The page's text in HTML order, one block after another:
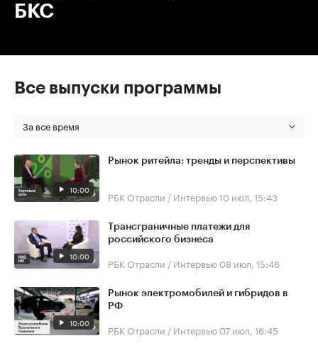
БКС
Все выпуски программы
За все время
10:00
Рынок ритейла: тренды и перспективы
РБК Отрасли / Интервью10 июл, 15:43
10:00
Трансграничные платежи для
российского бизнеса
РБК Отрасли / Интервью 08 июл, 15:46
10:00
Рынок электромобилей и гибридов в
РФ
РБК Отрасли / Интервью 07 июл, 16:45